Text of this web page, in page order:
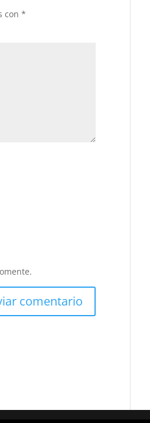
con*